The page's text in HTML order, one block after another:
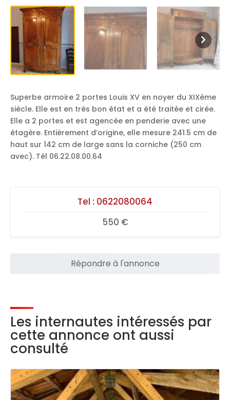
Superbe armoire 2 portes Louis XV en noyer du XIXème
siècle. Elle est en très bon état et a été traitée et cirée.
Elle a 2 portes et est agencée en penderie avec une
étagère. Entièrement d’origine, elle mesure 241.5 cm de
haut sur 142 cm de large sans la corniche (250 cm
avec). Tél 06.22.08.00.64
Tel : 0622080064
550 €
Répondre à l'annonce
Les internautes intéressés par
cette annonce ont aussi
consulté